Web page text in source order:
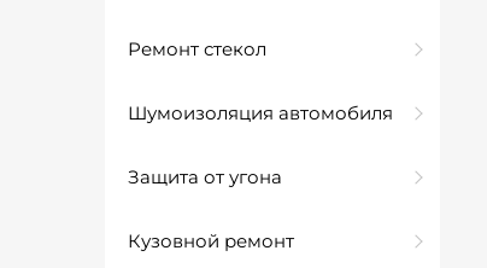
Ремонт стекол
Шумоизоляция автомобиля
Защита от угона
Кузовной ремонт